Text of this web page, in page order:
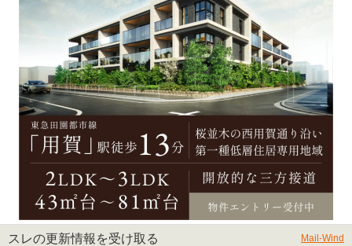
スレの更新情報を受け取る Mail-Wind